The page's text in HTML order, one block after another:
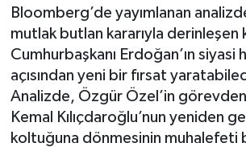
Bloomberg’de yayımlanan
mutlak butlan kararıyla derinleşen
Cumhurbaşkanı Erdoğan’ın siyasi
açısından yeni bir fırsat
Analizde, Özgür Özel’in görevden
Kemal Kılıçdaroğlu’nun yeniden
koltuğuna dönmesinin muhalefeti
GÜNCEL
AKTÜEL
EĞİTİM
İLÇELER
Tüm Manşetler
Son Dakika Haberleri
Haber Arşivi